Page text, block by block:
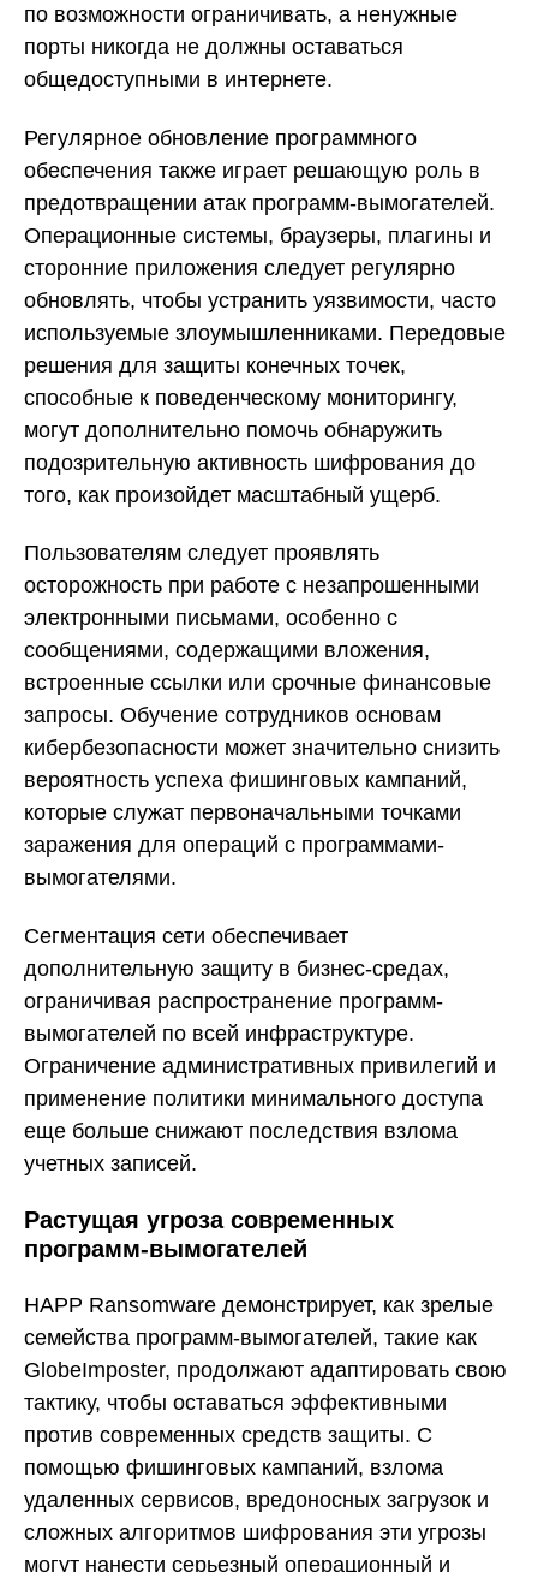
по возможности ограничивать, а ненужные
порты никогда не должны оставаться
общедоступными в интернете.
Регулярное обновление программного
обеспечения также играет решающую роль в
предотвращении атак программ-вымогателей.
Операционные системы, браузеры, плагины и
сторонние приложения следует регулярно
обновлять, чтобы устранить уязвимости, часто
используемые злоумышленниками. Передовые
решения для защиты конечных точек,
способные к поведенческому мониторингу,
могут дополнительно помочь обнаружить
подозрительную активность шифрования до
того, как произойдет масштабный ущерб.
Пользователям следует проявлять
осторожность при работе с незапрошенными
электронными письмами, особенно с
сообщениями, содержащими вложения,
встроенные ссылки или срочные финансовые
запросы. Обучение сотрудников основам
кибербезопасности может значительно снизить
вероятность успеха фишинговых кампаний,
которые служат первоначальными точками
заражения для операций с программами-
вымогателями.
Сегментация сети обеспечивает
дополнительную защиту в бизнес-средах,
ограничивая распространение программ-
вымогателей по всей инфраструктуре.
Ограничение административных привилегий и
применение политики минимального доступа
еще больше снижают последствия взлома
учетных записей.
Растущая угроза современных
программ-вымогателей
HAPP Ransomware демонстрирует, как зрелые
семейства программ-вымогателей, такие как
GlobeImposter, продолжают адаптировать свою
тактику, чтобы оставаться эффективными
против современных средств защиты. С
помощью фишинговых кампаний, взлома
удаленных сервисов, вредоносных загрузок и
сложных алгоритмов шифрования эти угрозы
могут нанести серьезный операционный и